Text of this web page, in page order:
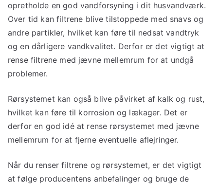
opretholde en god vandforsyning i dit husvandværk.
Over tid kan filtrene blive tilstoppede med snavs og
andre partikler, hvilket kan føre til nedsat vandtryk
og en dårligere vandkvalitet. Derfor er det vigtigt at
rense filtrene med jævne mellemrum for at undgå
problemer.
Rørsystemet kan også blive påvirket af kalk og rust,
hvilket kan føre til korrosion og lækager. Det er
derfor en god idé at rense rørsystemet med jævne
mellemrum for at fjerne eventuelle aflejringer.
Når du renser filtrene og rørsystemet, er det vigtigt
at følge producentens anbefalinger og bruge de